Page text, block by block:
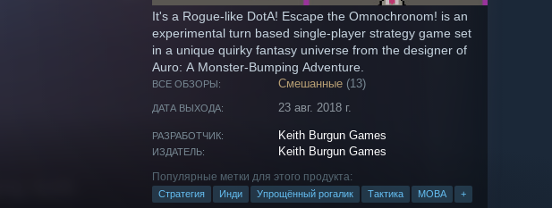
It's a Rogue-like DotA! Escape the Omnochronom! is an
experimental turn based single-player strategy game set
in a unique quirky fantasy universe from the designer of
Auro: A Monster-Bumping Adventure.
ВСЕ ОБЗОРЫ: Смешанные (13)
ДАТА ВЫХОДА: 23 авг. 2018 г.
РАЗРАБОТЧИК: Keith Burgun Games
ИЗДАТЕЛЬ: Keith Burgun Games
Популярные метки для этого продукта:
Стратегия Инди Упрощённый рогалик Тактика MOBA +